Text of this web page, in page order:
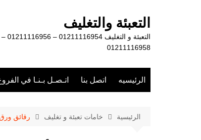
التعبئة والتغليف
التعبئة و التغليف 01211116954 – 01211116956 –
01211116958
الرئيسيه اتصل بنا اتـصـل بـنـا في
الرئيسية خامات تعبئة و تغليف رقائق